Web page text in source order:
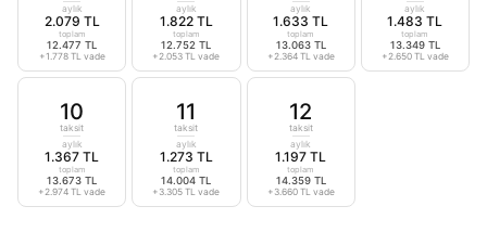
aylık
2.079 TL
toplam
12.477 TL
+1.778 TL vade
aylık
1.822 TL
toplam
12.752 TL
+2.053 TL vade
aylık
1.633 TL
toplam
13.063 TL
+2.364 TL vade
aylık
1.483 TL
toplam
13.349 TL
+2.650 TL vade
10
taksit
aylık
1.367 TL
toplam
13.673 TL
+2.974 TL vade
11
taksit
aylık
1.273 TL
toplam
14.004 TL
+3.305 TL vade
12
taksit
aylık
1.197 TL
toplam
14.359 TL
+3.660 TL vade